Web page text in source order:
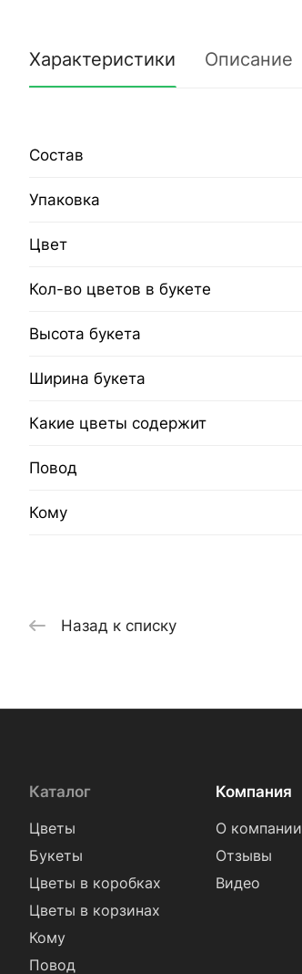
Характеристики Описание
Состав
Упаковка
Цвет
Кол-во цветов в букете
Высота букета
Ширина букета
Какие цветы содержит
Повод
Кому
Назад к списку
Каталог
Цветы
Букеты
Цветы в коробках
Цветы в корзинах
Кому
Повод
Компания
О компании
Отзывы
Видео